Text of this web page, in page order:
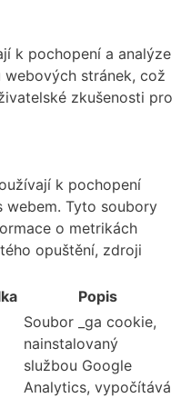
k pochopení a analýze
stránek, což
zkušenosti pro
k pochopení
webem. Tyto soubory
o metrikách
opuštění, zdroji
Popis
Soubor _ga cookie,
nainstalovaný
službou Google
Analytics, vypočítává